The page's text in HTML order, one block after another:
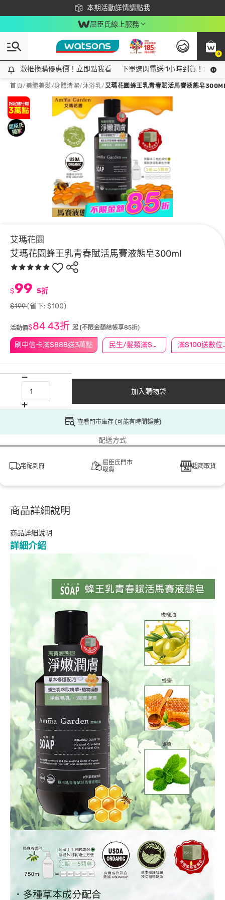
本期活動詳情請點我
下載app最高回饋$350
屈臣氏線上服務
0
激推換購優惠價！立即點我看
激推換購優惠價！立即點我看 下單選閃電送 1小時到貨！領神
首頁/美體美髮/身體清潔/沐浴乳/艾瑪花園蜂王乳青春賦活馬賽液態皂
艾瑪花園
艾瑪花園蜂王乳青春賦活馬賽液態皂300ml
刷中信卡滿$888送3萬點 民生/髮類滿$388送舒潔冰巾 滿
$99 5折
$199(省下: $100)
活動價$84 43折 起 (不限金額結帳享85折)
加入購物袋
查看門市庫存 (可能有時間誤差)
配送方式
宅配到府
屈臣氏門市
取貨
超商取貨
商品詳細說明
商品詳細說明
詳細介紹